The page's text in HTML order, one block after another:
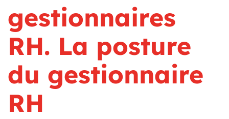
gestionnaires
RH. La posture
du gestionnaire
RH